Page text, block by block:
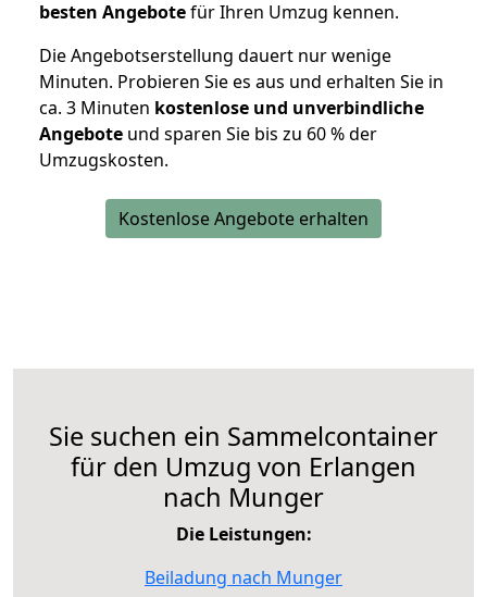
besten Angebotefür Ihren Umzug kennen.
Die Angebotserstellung dauert nur wenige
Minuten. Probieren Sie es aus und erhalten Sie in
ca. 3 Minuten kostenlose und unverbindliche
Angebote und sparen Sie bis zu 60 % der
Umzugskosten.
Kostenlose Angebote erhalten
Sie suchen ein Sammelcontainer
für den Umzug von Erlangen
nach Munger
Die Leistungen:
Beiladung nach Munger